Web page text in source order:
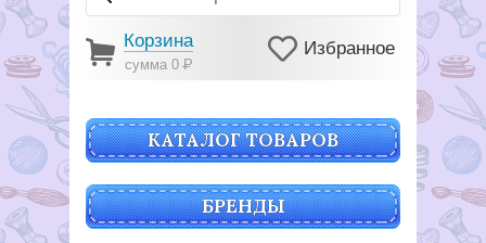
Корзина
сумма 0Р
Избранное
КАТАЛОГ ТОВАРОВ
БРЕНДЫ